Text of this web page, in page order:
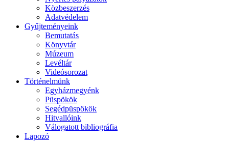
Közbeszerzés
Adatvédelem
Gyűjteményeink
Bemutatás
Könyvtár
Múzeum
Levéltár
Videósorozat
Történelmünk
Egyházmegyénk
Püspökök
Segédpüspökök
Hitvallóink
Válogatott bibliográfia
Lapozó